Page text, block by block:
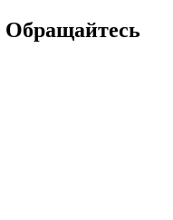
Обращайтесь